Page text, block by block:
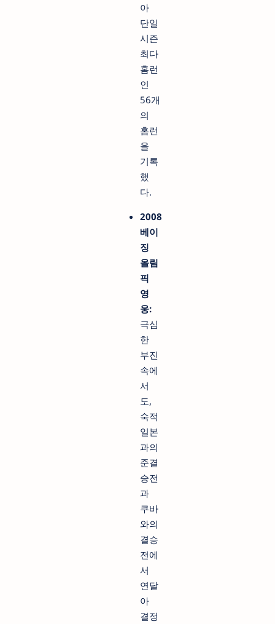
아
단일
시즌
최다
홈런
인
56개
의
홈런
을
기록
했
다.
2008
베이
징
올림
픽
영
웅:
극심
한
부진
속에
서
도,
숙적
일본
과의
준결
승전
과
쿠바
와의
결승
전에
서
연달
아
결정